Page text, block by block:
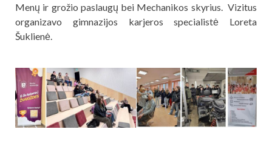
Menų ir grožio paslaugų bei Mechanikos skyrius. Vizitus
organizavo gimnazijos karjeros specialistė Loreta
Šuklienė.